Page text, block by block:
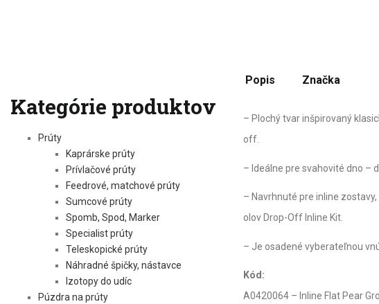
Popis Značka
– Plochý tvar inšpirovaný
off.
– Ideálne pre svahovité dno –
– Navrhnuté pre inline
olov Drop-Off Inline Kit.
– Je osadené vyberateľnou
Kód:
A0420064 – Inline Flat Pear
Kategórie produktov
Prúty
Kaprárske prúty
Prívlačové prúty
Feedrové, matchové prúty
Sumcové prúty
Spomb, Spod, Marker
Specialist prúty
Teleskopické prúty
Náhradné špičky, nástavce
Izotopy do udíc
Púzdra na prúty